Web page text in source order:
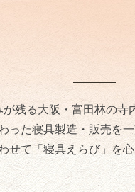
が残る大阪・富田林の寺
った寝具製造・販売を
せて「寝具えらび」を